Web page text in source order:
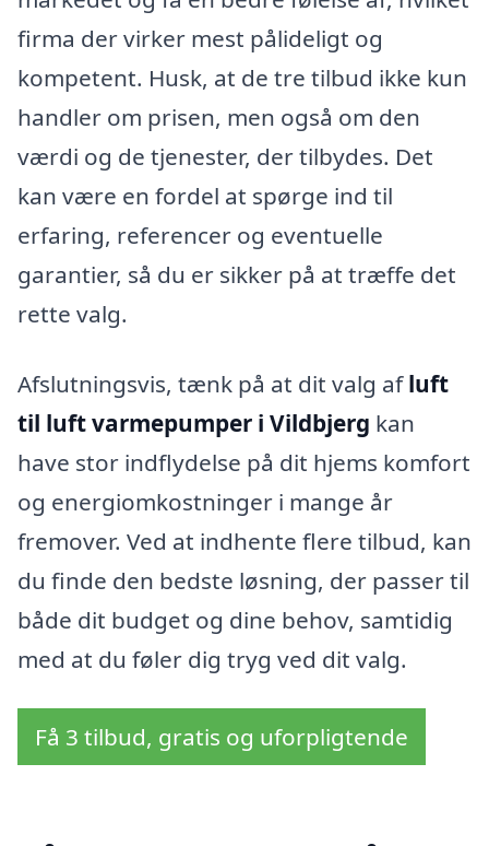
firma der virker mest pålideligt og
kompetent. Husk, at de tre tilbud ikke kun
handler om prisen, men også om den
værdi og de tjenester, der tilbydes. Det
kan være en fordel at spørge ind til
erfaring, referencer og eventuelle
garantier, så du er sikker på at træffe det
rette valg.
Afslutningsvis, tænk på at dit valg afluft
til luft varmepumper i Vildbjerg kan
have stor indflydelse på dit hjems komfort
og energiomkostninger i mange år
fremover. Ved at indhente flere tilbud, kan
du finde den bedste løsning, der passer til
både dit budget og dine behov, samtidig
med at du føler dig tryg ved dit valg.
Få 3 tilbud, gratis og uforpligtende